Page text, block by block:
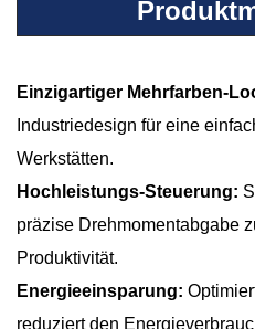
Einzigartiger Mehrfarben-
Industriedesign für eine
Werkstätten.
Hochleistungs-Steuerung:
präzise Drehmomentabgabe
Produktivität.
Energieeinsparung:
reduziert den